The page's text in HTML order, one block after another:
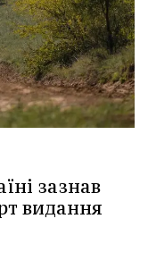
зазнав
видання